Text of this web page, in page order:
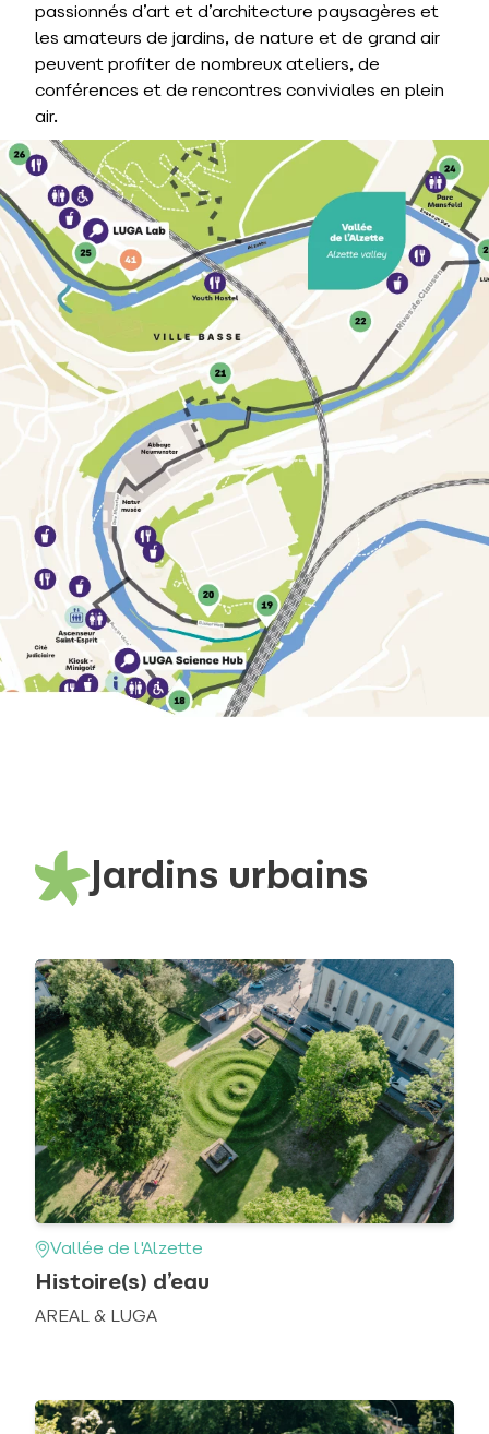
passionnés d’art et d’architecture paysagères et
les amateurs de jardins, de nature et de grand air
peuvent profiter de nombreux ateliers, de
conférences et de rencontres conviviales en plein
air.
Jardins urbains
Vallée de l'Alzette
Histoire(s) d’eau
AREAL & LUGA